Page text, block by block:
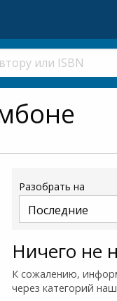
Разобрать на
Ничего не
К сожалению,
через категорий